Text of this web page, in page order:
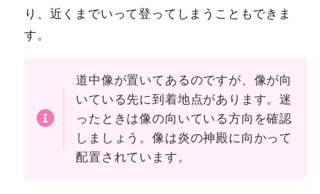
り、近くまでいって登ってしまうこともできま
す。
道中像が置いてあるのですが、像が向
いている先に到着地点があります。迷
ったときは像の向いている方向を確認
しましょう。像は炎の神殿に向かって
配置されています。